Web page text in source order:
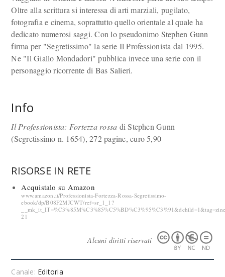
Oltre alla scrittura si interessa di arti marziali, pugilato,
fotografia e cinema, soprattutto quello orientale al quale ha
dedicato numerosi saggi. Con lo pseudonimo Stephen Gunn
firma per "Segretissimo" la serie Il Professionista dal 1995.
Ne "Il Giallo Mondadori" pubblica invece una serie con il
personaggio ricorrente di Bas Salieri.
Info
Il Professionista: Fortezza rossa di Stephen Gunn
(Segretissimo n. 1654), 272 pagine, euro 5,90
RISORSE IN RETE
Acquistalo su Amazon
www.amazon.it/Professionista-Fortezza-Rossa-Segretissimo-
ebook/dp/B08F2MJCWT/ref=sr_1_1?
21
Alcuni diritti riservati
Canale: Editoria